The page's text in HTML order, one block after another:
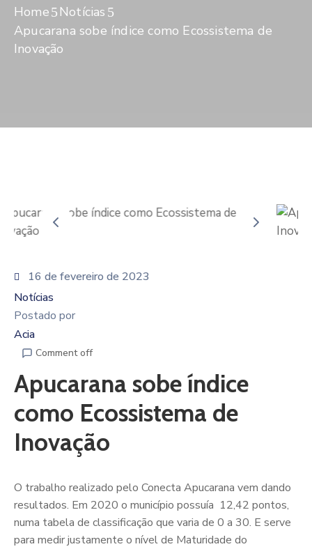
Instituto
De
Pesquisa
Home
Notícias
Apucarana sobe índice como Ecossistema de
Inovação
16 de fevereiro de 2023
Notícias
Postado por
Acia
Comment off
Apucarana sobe índice
como Ecossistema de
Inovação
O trabalho realizado pelo Conecta Apucarana vem dando
resultados. Em 2020 o município possuía 12,42 pontos,
numa tabela de classificação que varia de 0 a 30. E serve
para medir justamente o nível de Maturidade do